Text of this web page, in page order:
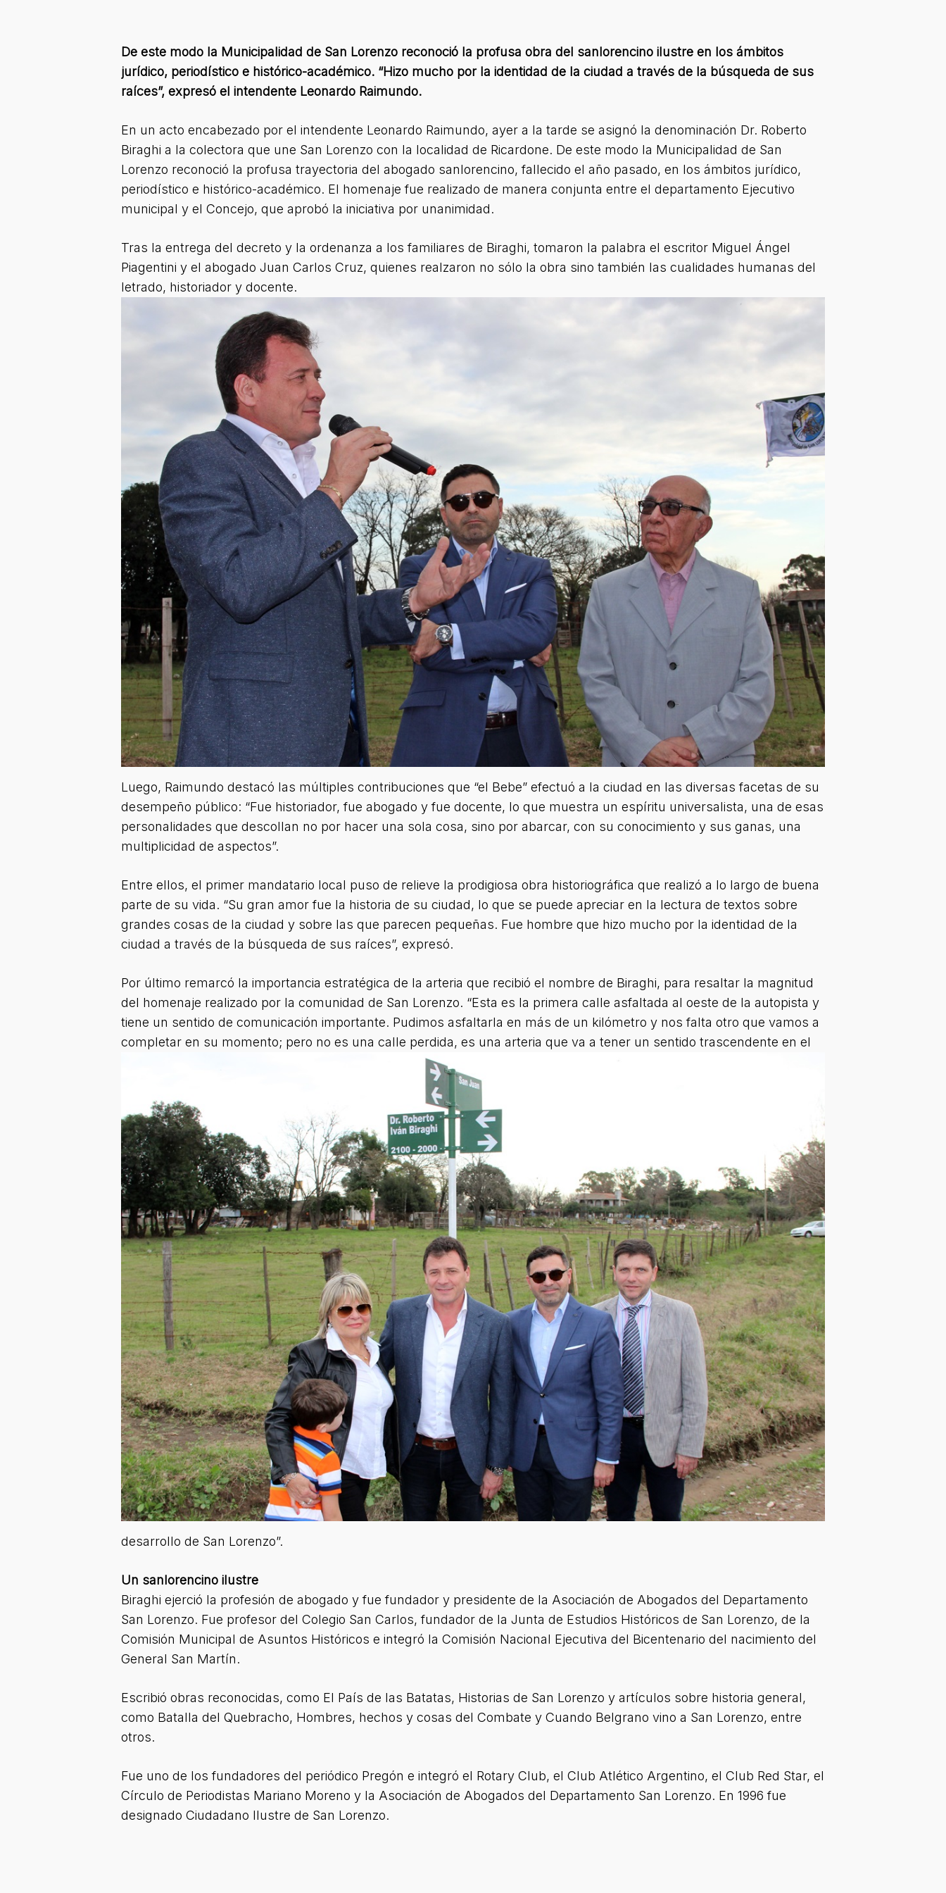
De este modo la Municipalidad de San Lorenzo reconoció la profusa obra del sanlorencino ilustre en los ámbitos
jurídico, periodístico e histórico-académico. “Hizo mucho por la identidad de la ciudad a través de la búsqueda de sus
raíces”, expresó el intendente Leonardo Raimundo.
En un acto encabezado por el intendente Leonardo Raimundo, ayer a la tarde se asignó la denominación Dr. Roberto
Biraghi a la colectora que une San Lorenzo con la localidad de Ricardone. De este modo la Municipalidad de San
Lorenzo reconoció la profusa trayectoria del abogado sanlorencino, fallecido el año pasado, en los ámbitos jurídico,
periodístico e histórico-académico. El homenaje fue realizado de manera conjunta entre el departamento Ejecutivo
municipal y el Concejo, que aprobó la iniciativa por unanimidad.
Tras la entrega del decreto y la ordenanza a los familiares de Biraghi, tomaron la palabra el escritor Miguel Ángel
Piagentini y el abogado Juan Carlos Cruz, quienes realzaron no sólo la obra sino también las cualidades humanas del
letrado, historiador y docente.
Luego, Raimundo destacó las múltiples contribuciones que “el Bebe” efectuó a la ciudad en las diversas facetas de su
desempeño público: “Fue historiador, fue abogado y fue docente, lo que muestra un espíritu universalista, una de esas
personalidades que descollan no por hacer una sola cosa, sino por abarcar, con su conocimiento y sus ganas, una
multiplicidad de aspectos”.
Entre ellos, el primer mandatario local puso de relieve la prodigiosa obra historiográfica que realizó a lo largo de buena
parte de su vida. “Su gran amor fue la historia de su ciudad, lo que se puede apreciar en la lectura de textos sobre
grandes cosas de la ciudad y sobre las que parecen pequeñas. Fue hombre que hizo mucho por la identidad de la
ciudad a través de la búsqueda de sus raíces”, expresó.
Por último remarcó la importancia estratégica de la arteria que recibió el nombre de Biraghi, para resaltar la magnitud
del homenaje realizado por la comunidad de San Lorenzo. “Esta es la primera calle asfaltada al oeste de la autopista y
tiene un sentido de comunicación importante. Pudimos asfaltarla en más de un kilómetro y nos falta otro que vamos a
completar en su momento; pero no es una calle perdida, es una arteria que va a tener un sentido trascendente en el
desarrollo de San Lorenzo”.
Un sanlorencino ilustre
Biraghi ejerció la profesión de abogado y fue fundador y presidente de la Asociación de Abogados del Departamento
San Lorenzo. Fue profesor del Colegio San Carlos, fundador de la Junta de Estudios Históricos de San Lorenzo, de la
Comisión Municipal de Asuntos Históricos e integró la Comisión Nacional Ejecutiva del Bicentenario del nacimiento del
General San Martín.
Escribió obras reconocidas, como El País de las Batatas, Historias de San Lorenzo y artículos sobre historia general,
como Batalla del Quebracho, Hombres, hechos y cosas del Combate y Cuando Belgrano vino a San Lorenzo, entre
otros.
Fue uno de los fundadores del periódico Pregón e integró el Rotary Club, el Club Atlético Argentino, el Club Red Star, el
Círculo de Periodistas Mariano Moreno y la Asociación de Abogados del Departamento San Lorenzo. En 1996 fue
designado Ciudadano Ilustre de San Lorenzo.